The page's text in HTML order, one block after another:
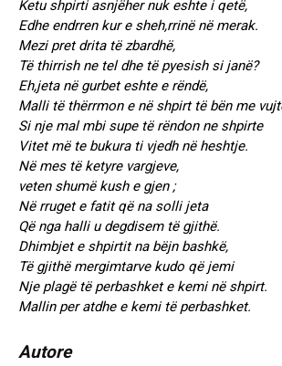
Ketu shpirti asnjëher nuk eshte i qetë,
Edhe endrren kur e sheh,rrinë në merak.
Mezi pret drita të zbardhë,
Të thirrish ne tel dhe të pyesish si janë?
Eh,jeta në gurbet eshte e rëndë,
Malli të thërrmon e në shpirt të bën me
Si nje mal mbi supe të rëndon ne shpirte
Vitet më te bukura ti vjedh në heshtje.
Në mes të ketyre vargjeve,
veten shumë kush e gjen ;
Në rruget e fatit që na solli jeta
Që nga halli u degdisem të gjithë.
Dhimbjet e shpirtit na bëjn bashkë,
Të gjithë mergimtarve kudo që jemi
Nje plagë të perbashket e kemi në shpirt.
Mallin per atdhe e kemi të perbashket.
Autore